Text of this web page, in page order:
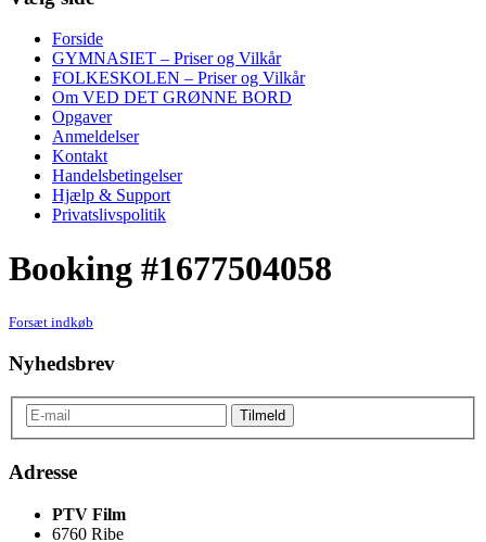
Forside
GYMNASIET – Priser og Vilkår
FOLKESKOLEN – Priser og Vilkår
Om VED DET GRØNNE BORD
Opgaver
Anmeldelser
Kontakt
Handelsbetingelser
Hjælp & Support
Privatslivspolitik
Booking #1677504058
Forsæt indkøb
Nyhedsbrev
Adresse
PTV Film
6760 Ribe